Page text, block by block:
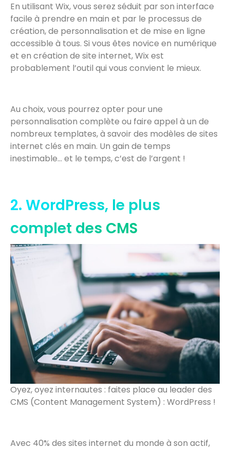
En utilisant Wix, vous serez séduit par son interface
facile à prendre en main et par le processus de
création, de personnalisation et de mise en ligne
accessible à tous. Si vous êtes novice en numérique
et en création de site internet, Wix est
probablement l’outil qui vous convient le mieux.
Au choix, vous pourrez opter pour une
personnalisation complète ou faire appel à un de
nombreux templates, à savoir des modèles de sites
internet clés en main. Un gain de temps
inestimable… et le temps, c’est de l’argent !
2. WordPress, le plus
complet des CMS
Oyez, oyez internautes : faites place au leader des
CMS (Content Management System) : WordPress !
Avec 40% des sites internet du monde à son actif,